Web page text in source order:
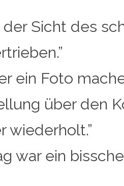
der Sicht des
ein Foto
über den
wiederholt.”
war ein